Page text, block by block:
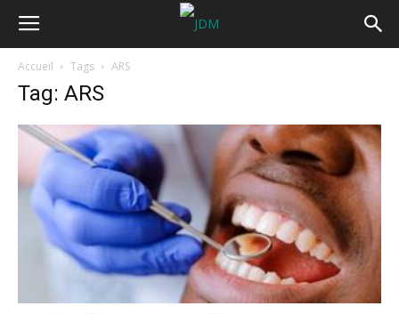
Accueil Tags ARS
Tag: ARS